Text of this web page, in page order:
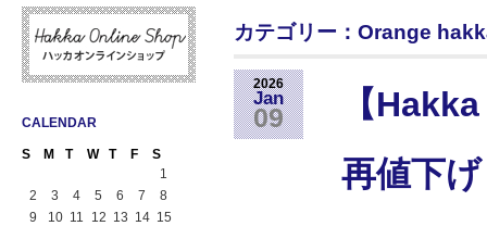
CALENDAR
S M T W T F
S
1
2
3 4 5 6 7
8
9
10 11 12 13 14 15
カテゴリー：Orange
2026
Jan
09
【
再値下